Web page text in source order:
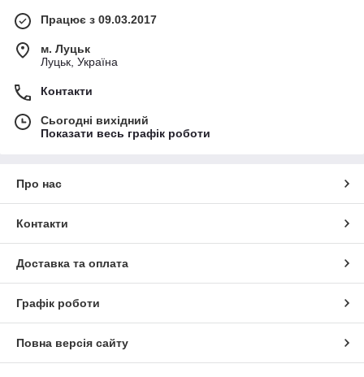
Працює з 09.03.2017
м. Луцьк
Луцьк, Україна
Контакти
Сьогодні вихідний
Показати весь графік роботи
Про нас
Контакти
Доставка та оплата
Графік роботи
Повна версія сайту